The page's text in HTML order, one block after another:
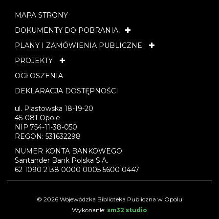
MAPA STRONY
DOKUMENTY DO POBRANIA
PLANY I ZAMÓWIENIA PUBLICZNE
PROJEKTY
OGŁOSZENIA
DEKLARACJA DOSTĘPNOŚCI
ul. Piastowska 18-19-20
45-081 Opole
NIP:754-11-38-050
REGON: 531632298
NUMER KONTA BANKOWEGO:
Santander Bank Polska S.A.
62 1090 2138 0000 0005 5600 0447
© 2026 Wojewódzka Biblioteka Publiczna w Opolu
Wykonanie: sm32 studio